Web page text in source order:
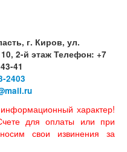
г. Киров, ул.
2-й этаж Телефон: +7
41
2403
характер!
для оплаты или при
свои извинения за